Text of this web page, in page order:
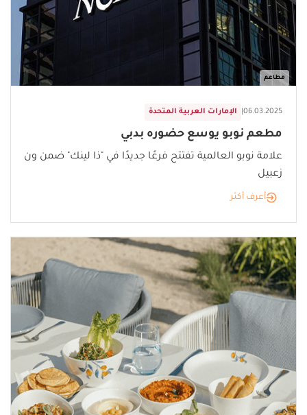
مطاعم
الإمارات العربية المتحدة 06.03.2025
مطعم نوبو يوسع حضوره بدبي
علامة نوبو العالمية تفتتح فرعًا جديدًا في "ذا لينك" ضمن ون
زعبيل
أعرف أكثر